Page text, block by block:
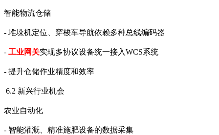
智能物流仓储
- 堆垛机定位、穿梭车导航依赖多种总线编码器
- 工业网关实现多协议设备统一接入WCS系统
- 提升仓储作业精度和效率
6.2 新兴行业机会
农业自动化
- 智能灌溉、精准施肥设备的数据采集